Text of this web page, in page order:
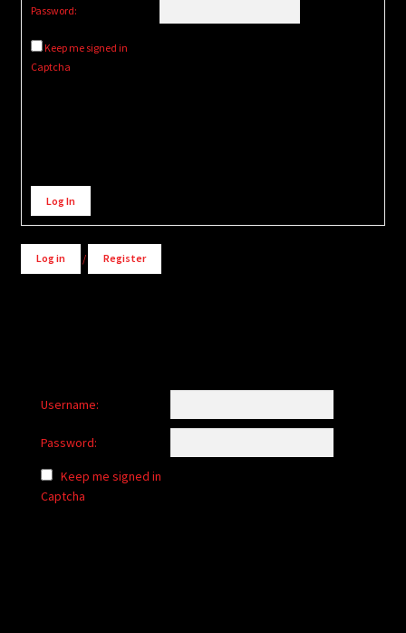
Password:
Keep me signed in
Captcha
Alternative:
Log In
Log in / Register
Username:
Password:
Keep me signed in
Captcha